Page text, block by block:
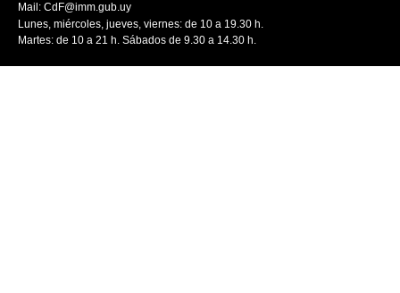
Mail: CdF@imm.gub.uy
Lunes, miércoles, jueves, viernes: de 10 a 19.30 h.
Martes: de 10 a 21 h. Sábados de 9.30 a 14.30 h.